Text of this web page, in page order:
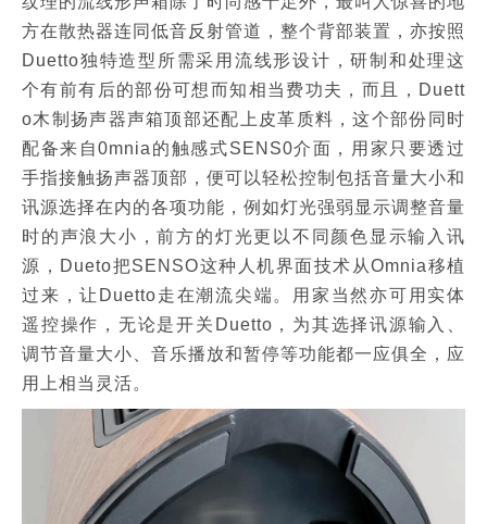
方在散热器连同低音反射管道，整个背部装置，亦按照
Duetto独特造型所需采用流线形设计，研制和处理这
个有前有后的部份可想而知相当费功夫，而且，Duett
o木制扬声器声箱顶部还配上皮革质料，这个部份同时
配备来自0mnia的触感式SENS0介面，用家只要透过
手指接触扬声器顶部，便可以轻松控制包括音量大小和
讯源选择在内的各项功能，例如灯光强弱显示调整音量
时的声浪大小，前方的灯光更以不同颜色显示输入讯
源，Dueto把SENSO这种人机界面技术从Omnia移植
过来，让Duetto走在潮流尖端。用家当然亦可用实体
遥控操作，无论是开关Duetto，为其选择讯源输入、
调节音量大小、音乐播放和暂停等功能都一应俱全，应
用上相当灵活。